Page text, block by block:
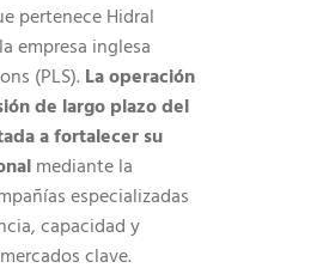
pertenece Hidral
empresa inglesa
(PLS). La operación
de largo plazo del
a fortalecer su
mediante la
especializadas
capacidad y
clave.